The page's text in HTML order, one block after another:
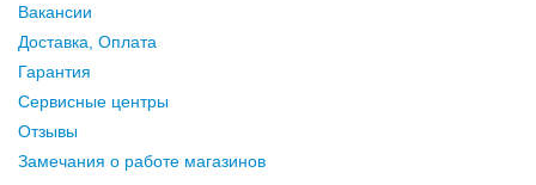
Вакансии
Доставка, Оплата
Гарантия
Сервисные центры
Отзывы
Замечания о работе магазинов